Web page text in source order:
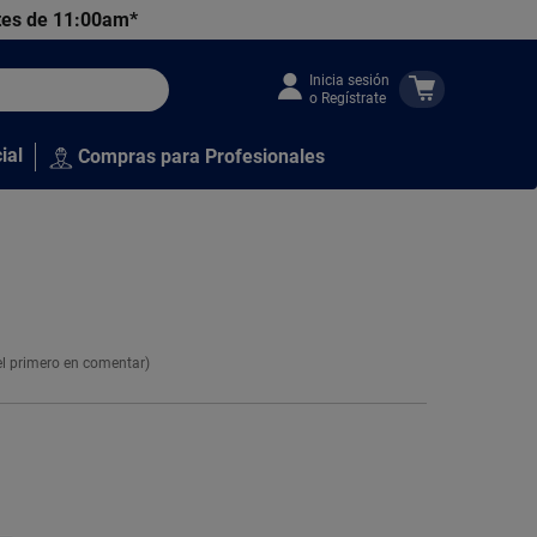
de 11:00am*
Inicia sesión
o Regístrate
Compras para Profesionales
primero en comentar)